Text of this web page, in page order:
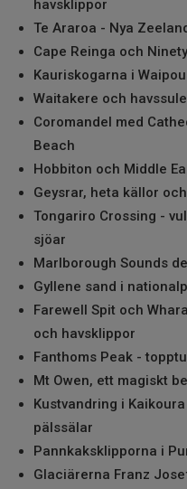
havsklippor
Te Araroa - Nya
Cape Reinga och
Kauriskogarna i
Waitakere och
Coromandel med
Beach
Hobbiton och Middle
Geysrar, heta källor
Tongariro Crossing -
sjöar
Marlborough Sounds
Gyllene sand i
Farewell Spit och
och havsklippor
Fanthoms Peak -
Mt Owen, ett magiskt
Kustvandring i
pälssälar
Pannkaksklipporna i
Glaciärerna Franz